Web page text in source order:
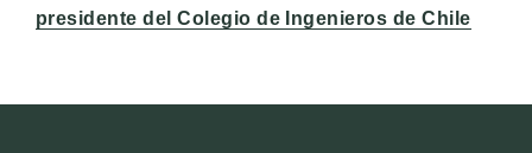
presidente del Colegio de Ingenieros de Chile